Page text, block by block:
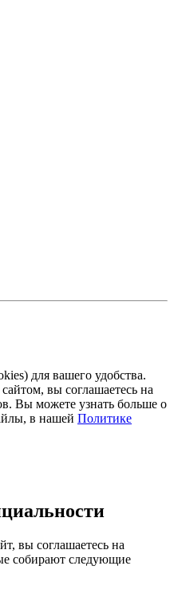
для вашего удобства.
вы соглашаетесь на
Вы можете узнать больше о
в нашей Политике
вы соглашаетесь на
собирают следующие